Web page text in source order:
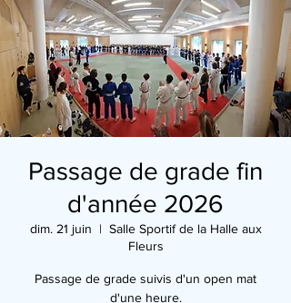
Passage de grade fin
d'année 2026
dim. 21 juin
  |
Salle Sportif de la Halle aux
Fleurs
Passage de grade suivis d'un open mat
d'une heure.